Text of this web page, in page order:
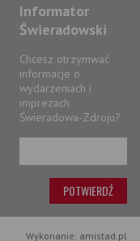
Informator
Świeradowski
Chcesz otrzymwać
informacje o
wydarzeniach i
imprezach
Świeradowa-Zdroju?
Wykonanie: amistad.pl